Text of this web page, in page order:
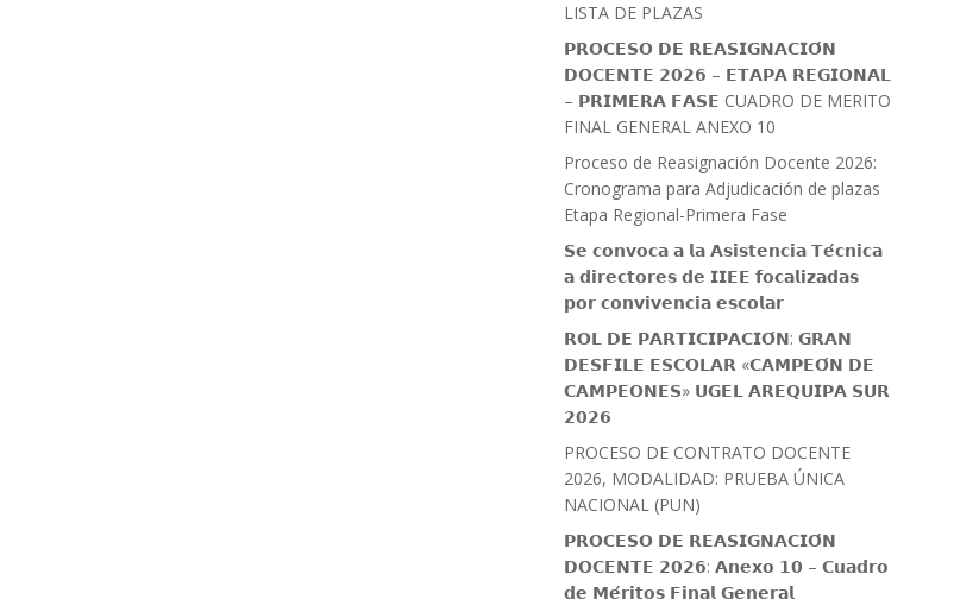
LISTA DE PLAZAS
𝗣𝗥𝗢𝗖𝗘𝗦𝗢 𝗗𝗘 𝗥𝗘𝗔𝗦𝗜𝗚𝗡𝗔𝗖𝗜𝗢́𝗡
𝗗𝗢𝗖𝗘𝗡𝗧𝗘 𝟮𝟬𝟮𝟲 – 𝗘𝗧𝗔𝗣𝗔 𝗥𝗘𝗚𝗜𝗢𝗡𝗔𝗟
– 𝗣𝗥𝗜𝗠𝗘𝗥𝗔 𝗙𝗔𝗦𝗘 CUADRO DE MERITO
FINAL GENERAL ANEXO 10
Proceso de Reasignación Docente 2026:
Cronograma para Adjudicación de plazas
Etapa Regional-Primera Fase
𝗦𝗲 𝗰𝗼𝗻𝘃𝗼𝗰𝗮 𝗮 𝗹𝗮 𝗔𝘀𝗶𝘀𝘁𝗲𝗻𝗰𝗶𝗮 𝗧𝗲́𝗰𝗻𝗶𝗰𝗮
𝗮 𝗱𝗶𝗿𝗲𝗰𝘁𝗼𝗿𝗲𝘀 𝗱𝗲 𝗜𝗜𝗘𝗘 𝗳𝗼𝗰𝗮𝗹𝗶𝘇𝗮𝗱𝗮𝘀
𝗽𝗼𝗿 𝗰𝗼𝗻𝘃𝗶𝘃𝗲𝗻𝗰𝗶𝗮 𝗲𝘀𝗰𝗼𝗹𝗮𝗿
𝗥𝗢𝗟 𝗗𝗘 𝗣𝗔𝗥𝗧𝗜𝗖𝗜𝗣𝗔𝗖𝗜𝗢́𝗡: 𝗚𝗥𝗔𝗡
𝗗𝗘𝗦𝗙𝗜𝗟𝗘 𝗘𝗦𝗖𝗢𝗟𝗔𝗥 «𝗖𝗔𝗠𝗣𝗘𝗢́𝗡 𝗗𝗘
𝗖𝗔𝗠𝗣𝗘𝗢𝗡𝗘𝗦» 𝗨𝗚𝗘𝗟 𝗔𝗥𝗘𝗤𝗨𝗜𝗣𝗔 𝗦𝗨𝗥
𝟮𝟬𝟮𝟲
PROCESO DE CONTRATO DOCENTE
2026, MODALIDAD: PRUEBA ÚNICA
NACIONAL (PUN)
𝗣𝗥𝗢𝗖𝗘𝗦𝗢 𝗗𝗘 𝗥𝗘𝗔𝗦𝗜𝗚𝗡𝗔𝗖𝗜𝗢́𝗡
𝗗𝗢𝗖𝗘𝗡𝗧𝗘 𝟮𝟬𝟮𝟲: 𝗔𝗻𝗲𝘅𝗼 𝟭𝟬 – 𝗖𝘂𝗮𝗱𝗿𝗼
𝗱𝗲 𝗠𝗲́𝗿𝗶𝘁𝗼𝘀 𝗙𝗶𝗻𝗮𝗹 𝗚𝗲𝗻𝗲𝗿𝗮𝗹